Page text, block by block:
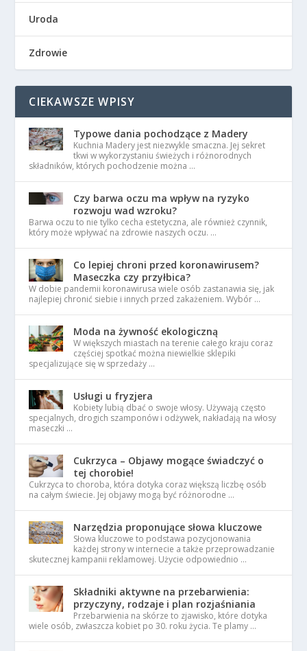
Uroda
Zdrowie
CIEKAWSZE WPISY
Typowe dania pochodzące z Madery
Kuchnia Madery jest niezwykle smaczna. Jej sekret
tkwi w wykorzystaniu świeżych i różnorodnych
składników, których pochodzenie można …
Czy barwa oczu ma wpływ na ryzyko
rozwoju wad wzroku?
Barwa oczu to nie tylko cecha estetyczna, ale również czynnik,
który może wpływać na zdrowie naszych oczu. …
Co lepiej chroni przed koronawirusem?
Maseczka czy przyłbica?
W dobie pandemii koronawirusa wiele osób zastanawia się, jak
najlepiej chronić siebie i innych przed zakażeniem. Wybór …
Moda na żywność ekologiczną
W większych miastach na terenie całego kraju coraz
częściej spotkać można niewielkie sklepiki
specjalizujące się w sprzedaży …
Usługi u fryzjera
Kobiety lubią dbać o swoje włosy. Używają często
specjalnych, drogich szamponów i odżywek, nakładają na włosy
maseczki …
Cukrzyca – Objawy mogące świadczyć o
tej chorobie!
Cukrzyca to choroba, która dotyka coraz większą liczbę osób
na całym świecie. Jej objawy mogą być różnorodne …
Narzędzia proponujące słowa kluczowe
Słowa kluczowe to podstawa pozycjonowania
każdej strony w internecie a także przeprowadzanie
skutecznej kampanii reklamowej. Użycie odpowiednio …
Składniki aktywne na przebarwienia:
przyczyny, rodzaje i plan rozjaśniania
Przebarwienia na skórze to zjawisko, które dotyka
wiele osób, zwłaszcza kobiet po 30. roku życia. Te plamy …